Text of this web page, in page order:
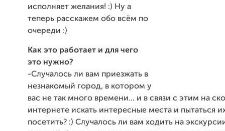
исполняет желания! :) Ну а
теперь расскажем обо всём по
очереди :)
Как это работает и для чего
это нужно?
-Случалось ли вам приезжать в
незнакомый город, в котором у
вас не так много времени... и в связи с этим на
интернете искать интересные места и пытаться
посетить? :) Случалось ли вам ходить на